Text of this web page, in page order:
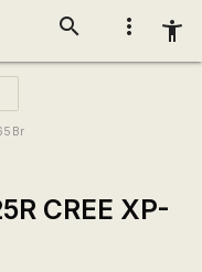
more_vert accessibility_new
search
Br
CREE XP-